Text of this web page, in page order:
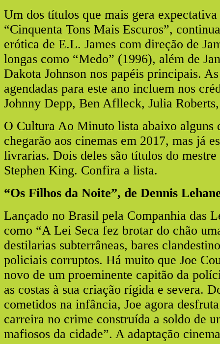
Um dos títulos que mais gera
“Cinquenta Tons Mais Escuros”,
erótica de E.L. James com direção de
longas como “Medo” (1996), além de
Dakota Johnson nos papéis principais.
agendadas para este ano incluem nos
Johnny Depp, Ben Aflleck, Julia
O Cultura Ao Minuto lista abaixo alguns
chegarão aos cinemas em 2017, mas já
livrarias. Dois deles são títulos do mestre
Stephen King. Confira a lista.
“Os Filhos da Noite”, de Dennis
Lançado no Brasil pela Companhia das
como “A Lei Seca fez brotar do chão
destilarias subterrâneas, bares
policiais corruptos. Há muito que Joe
novo de um proeminente capitão da
as costas à sua criação rígida e severa.
cometidos na infância, Joe agora
carreira no crime construída a soldo de
mafiosos da cidade”. A adaptação